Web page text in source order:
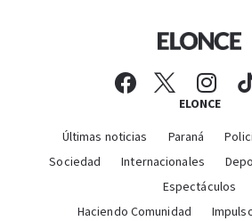
ELONCE
Últimas noticias Paraná
Sociedad
Internacionales
Espectáculos
Haciendo Comunidad